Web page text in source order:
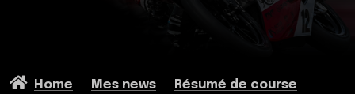
Home Mes news Résumé de course